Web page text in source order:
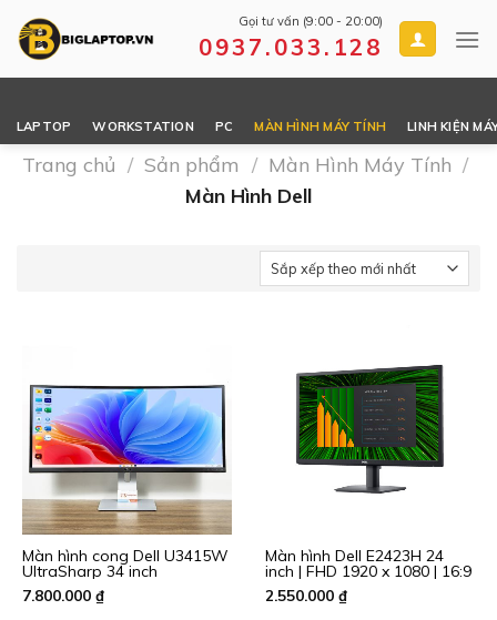
Gọi tư vấn (9:00 - 20:00)
0937.033.128
LAPTOP WORKSTATION PC MÀN HÌNH MÁY TÍNH LINH KIỆN
Trang chủ / Sản phẩm / Màn Hình Máy Tính /
Màn Hình Dell
Màn hình cong Dell U3415W
UltraSharp 34 inch
Ultrawide | IPS UltraSharp |
3440 x 1440 | 60Hz | 5ms |
7.800.000 ₫
Màn hình Dell E2423H 24
inch | FHD 1920 x 1080 | 16:9
| VA | 60Hz | 8 ms | New
Fullbox
2.550.000 ₫